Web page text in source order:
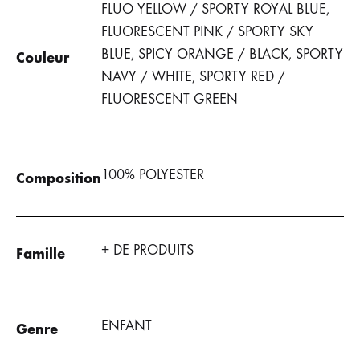
Couleur
FLUO YELLOW / SPORTY ROYAL BLUE,
FLUORESCENT PINK / SPORTY SKY
BLUE, SPICY ORANGE / BLACK, SPORTY
NAVY / WHITE, SPORTY RED /
FLUORESCENT GREEN
Composition100% POLYESTER
Famille + DE PRODUITS
Genre ENFANT